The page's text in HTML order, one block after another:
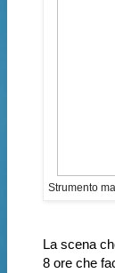
Strumento
La scena
8 ore che